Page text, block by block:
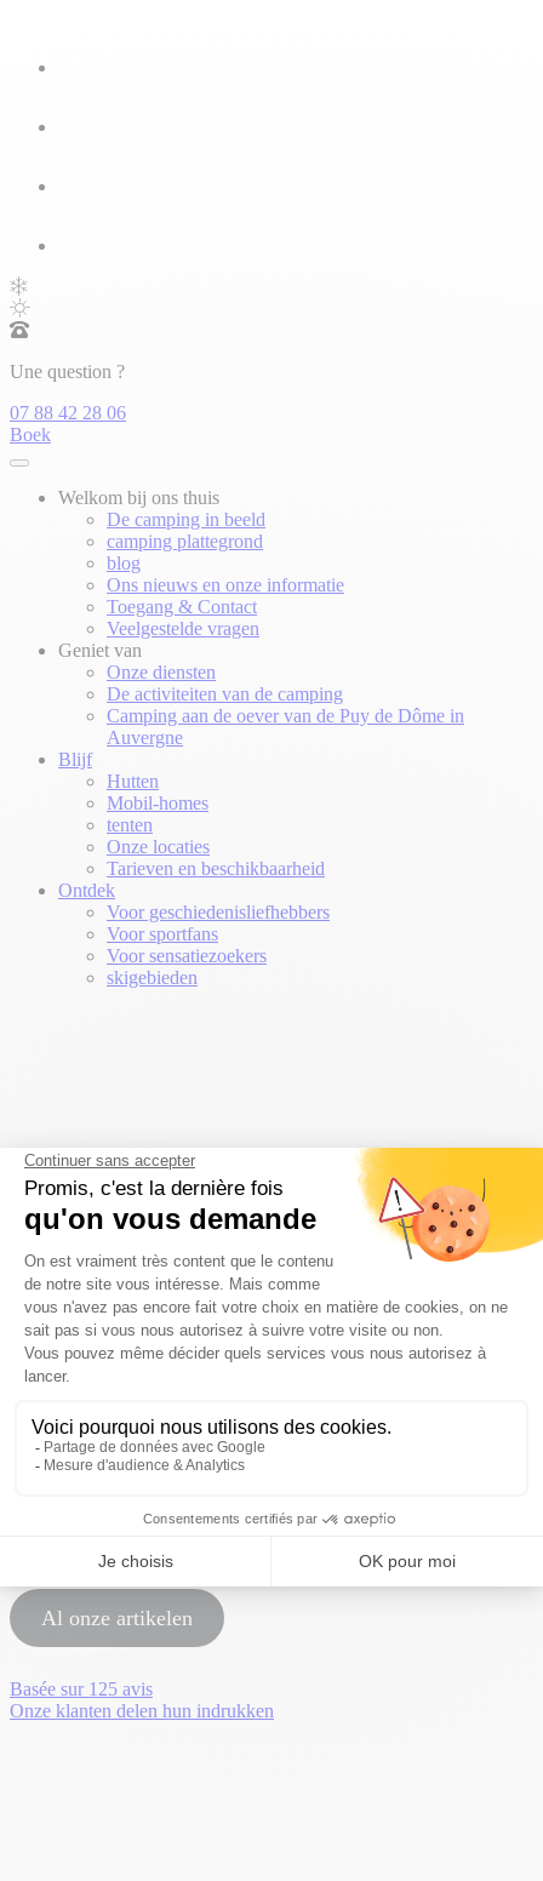
Une question ?
07 88 42 28 06
Boek
Welkom bij ons thuis
De camping in beeld
camping plattegrond
blog
Ons nieuws en onze informatie
Toegang & Contact
Veelgestelde vragen
Geniet van
Onze diensten
De activiteiten van de camping
Camping aan de oever van de Puy de Dôme in
Auvergne
Blijf
Hutten
Mobil-homes
tenten
Onze locaties
Tarieven en beschikbaarheid
Ontdek
Voor geschiedenisliefhebbers
Voor sportfans
Voor sensatiezoekers
skigebieden
123Een 4-sterren camping,
natuur en gezelligheid...
Al onze artikelen
Basée sur 125 avis
Onze klanten delen hun indrukken